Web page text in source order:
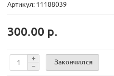
Артикул: 11188039
300.00 р.
Закончился